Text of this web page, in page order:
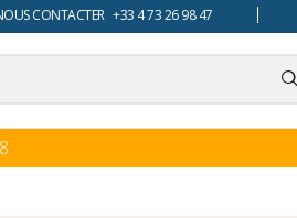
CONTACTER +33 4 73 26 98 47